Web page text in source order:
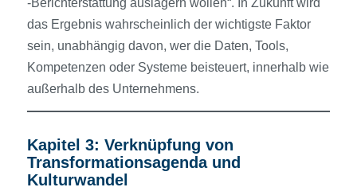
‑Berichterstattung auslagern wollen“. In Zukunft wird
das Ergebnis wahrscheinlich der wichtigste Faktor
sein, unabhängig davon, wer die Daten, Tools,
Kompetenzen oder Systeme beisteuert, innerhalb wie
außerhalb des Unternehmens.
Kapitel 3: Verknüpfung von
Transformationsagenda und
Kulturwandel